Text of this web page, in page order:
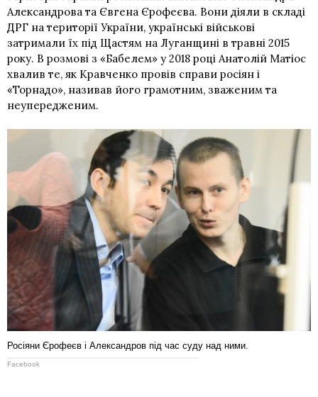
Александрова та Євгена Єрофеєва. Вони діяли в складі
ДРГ на території України, українські військові
затримали їх під Щастям на Луганщині в травні 2015
року. В розмові з «Бабелем» у 2018 році Анатолій Матіос
хвалив те, як Кравченко провів справи росіян і
«Торнадо», називав його грамотним, зваженим та
неупередженим.
Росіяни Єрофеєв і Александров під час суду над ними.
Facebook